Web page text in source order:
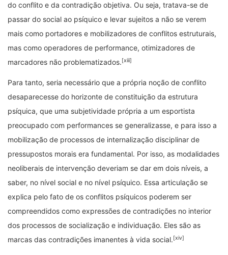
do conflito e da contradição objetiva. Ou seja, tratava-se de
passar do social ao psíquico e levar sujeitos a não se verem
mais como portadores e mobilizadores de conflitos estruturais,
mas como operadores de performance, otimizadores de
marcadores não problematizados. [xiii]
Para tanto, seria necessário que a própria noção de conflito
desaparecesse do horizonte de constituição da estrutura
psíquica, que uma subjetividade própria a um esportista
preocupado com performances se generalizasse, e para isso a
mobilização de processos de internalização disciplinar de
pressupostos morais era fundamental. Por isso, as modalidades
neoliberais de intervenção deveriam se dar em dois níveis, a
saber, no nível social e no nível psíquico. Essa articulação se
explica pelo fato de os conflitos psíquicos poderem ser
compreendidos como expressões de contradições no interior
dos processos de socialização e individuação. Eles são as
marcas das contradições imanentes à vida social. [xiv]